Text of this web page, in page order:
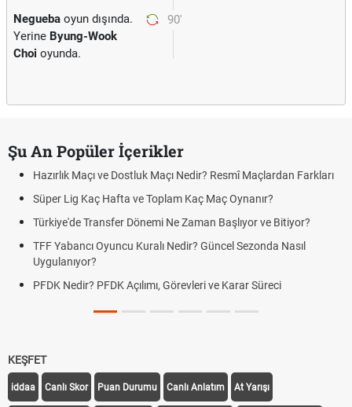
90'
Negueba oyun dışında.
Yerine Byung-Wook
Choi oyunda.
Şu An Popüler İçerikler
Hazırlık Maçı ve Dostluk Maçı Nedir? Resmî Maçlardan Farkları
Süper Lig Kaç Hafta ve Toplam Kaç Maç Oynanır?
Türkiye'de Transfer Dönemi Ne Zaman Başlıyor ve Bitiyor?
TFF Yabancı Oyuncu Kuralı Nedir? Güncel Sezonda Nasıl
Uygulanıyor?
PFDK Nedir? PFDK Açılımı, Görevleri ve Karar Süreci
KEŞFET
iddaa Canlı Skor Puan Durumu Canlı Anlatım At Yarışı